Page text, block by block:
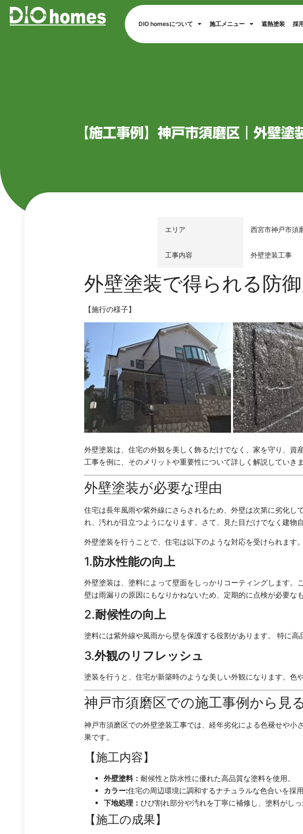
DIO homesについて 施工メニュー 遮熱塗装 採
【施工事例】神戸市須磨区｜外壁
エリア 西宮市神戸市須
工事内容 外壁塗装工事
外壁塗装で得られる防
【施行の様子】
外壁塗装は、住宅の外観を美しく飾るだけでなく、家を守り、
工事を例に、そのメリットや重要性について詳しく解説していきま
外壁塗装が必要な理由
住宅は長年風雨や紫外線にさらされるため、外壁は次第に劣化
れ、汚れが目立つようになります。さて、見た目だけでなく建物
外壁塗装を行うことで、住宅は以下のような対応を受けられます。
1. 防水性能の向上
外壁塗装は、塗料によって壁面をしっかりコーティングします
壁は雨漏りの原因にもなりかねないため、定期的に点検が必要な
2.耐候性の向上
塗料には紫外線や風雨から壁を保護する役割があります。 特に
3.外観のリフレッシュ
塗装を行うと、住宅が新築時のような美しい外観になります。色
神戸市須磨区での施工事例から見
神戸市須磨区での外壁塗装工事では、経年劣化による色褪せや
果です。
【施工内容】
外壁塗料： 耐候性と防水性に優れた高品質な塗料を使用。
カラー:住宅の周辺環境に調和するナチュラルな色合いを採
下地処理： ひび割れ部分や汚れを丁寧に補修し、塗料がし
【施工の成果】